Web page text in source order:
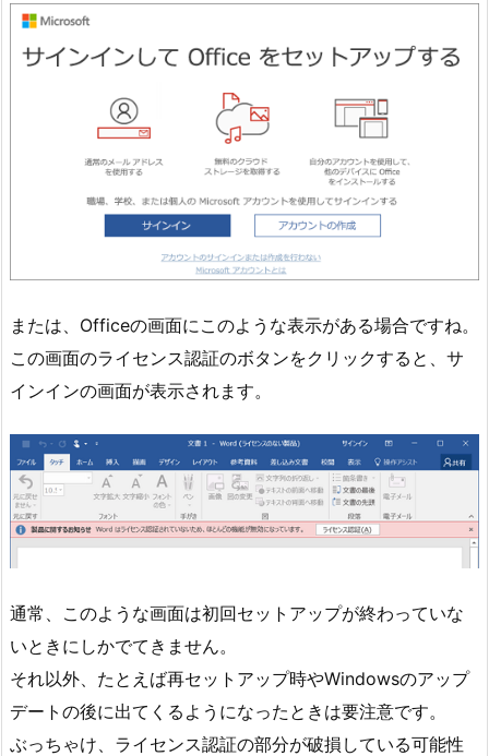
または、Officeの画面にこのような表示がある場合ですね。
この画面のライセンス認証のボタンをクリックすると、サ
インインの画面が表示されます。
通常、このような画面は初回セットアップが終わっていな
いときにしかでてきません。
それ以外、たとえば再セットアップ時やWindowsのアップ
デートの後に出てくるようになったときは要注意です。
ぶっちゃけ、ライセンス認証の部分が破損している可能性